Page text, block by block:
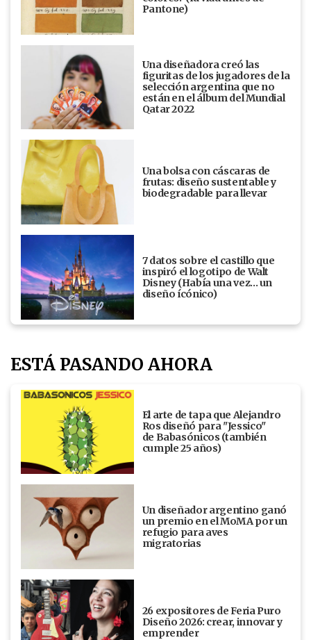
Pantone)
Una diseñadora creó las
figuritas de los jugadores de la
selección argentina que no
están en el álbum del Mundial
Qatar 2022
Una bolsa con cáscaras de
frutas: diseño sustentable y
biodegradable para llevar
7 datos sobre el castillo que
inspiró el logotipo de Walt
Disney (Había una vez... un
diseño ícónico)
ESTÁ PASANDO AHORA
El arte de tapa que Alejandro
Ros diseñó para "Jessico"
de Babasónicos (también
cumple 25 años)
Un diseñador argentino ganó
un premio en el MoMA por un
refugio para aves
migratorias
26 expositores de Feria Puro
Diseño 2026: crear, innovar y
emprender